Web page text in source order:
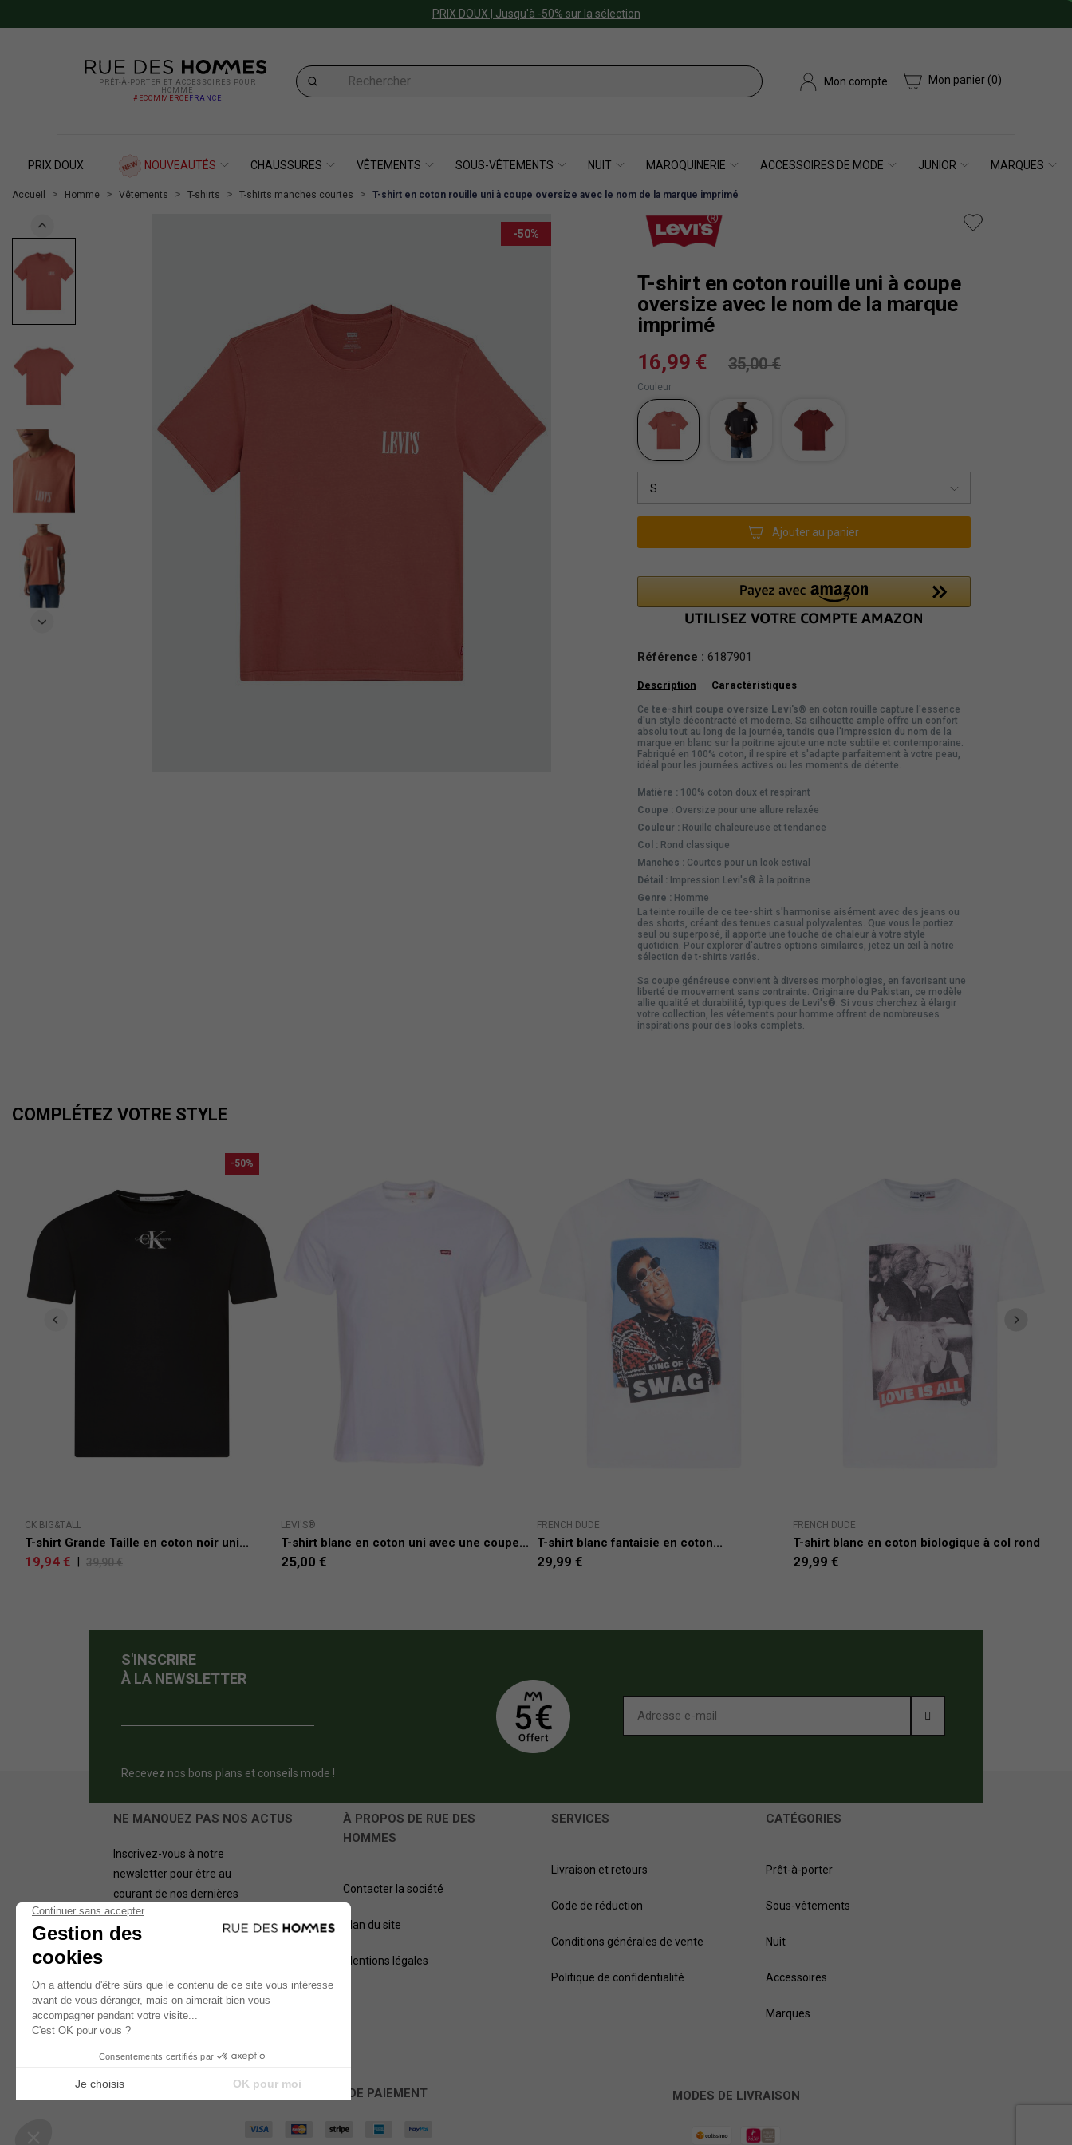
PRIX DOUX | Jusqu'à -50% sur la sélection
PRÊT-À-PORTER ET ACCESSOIRES POUR
HOMME
#ECOMMERCE FRANCE
Mon compte Mon panier (0)
PRIX DOUX NOUVEAUTÉS CHAUSSURES VÊTEMENTS SOUS-VÊTEMENTS NUIT MAROQUINERIE ACCESSOIRES DE MODE JUNIOR MARQUES
Accueil Homme Vêtements T-shirts T-shirts manches courtes T-shirt en coton rouille uni à coupe oversize avec le nom de la marque imprimé
-50%
T-shirt en coton rouille uni à coupe
oversize avec le nom de la marque
imprimé
16,99 €
35,00 €
Couleur
S
Ajouter au panier
Référence : 6187901
Description Caractéristiques
Ce tee-shirt coupe oversize Levi's® en coton rouille capture l'essence
d'un style décontracté et moderne. Sa silhouette ample offre un confort
absolu tout au long de la journée, tandis que l'impression du nom de la
marque en blanc sur la poitrine ajoute une note subtile et contemporaine.
Fabriqué en 100% coton, il respire et s'adapte parfaitement à votre peau,
idéal pour les journées actives ou les moments de détente.
Matière :100% coton doux et respirant
Coupe :Oversize pour une allure relaxée
Couleur :Rouille chaleureuse et tendance
Col :Rond classique
Manches :Courtes pour un look estival
Détail :Impression Levi's® à la poitrine
Genre :Homme
La teinte rouille de ce tee-shirt s'harmonise aisément avec des jeans ou
des shorts, créant des tenues casual polyvalentes. Que vous le portiez
seul ou superposé, il apporte une touche de chaleur à votre style
quotidien. Pour explorer d'autres options similaires, jetez un œil à notre
sélection de t-shirts variés.
Sa coupe généreuse convient à diverses morphologies, en favorisant une
liberté de mouvement sans contrainte. Originaire du Pakistan, ce modèle
allie qualité et durabilité, typiques de Levi's®. Si vous cherchez à élargir
votre collection, les vêtements pour homme offrent de nombreuses
inspirations pour des looks complets.
COMPLÉTEZ VOTRE STYLE
CK BIG&TALL
T-shirt Grande Taille en coton noir uni...
19,94 €
-50%
39,90 €
LEVI'S®
T-shirt blanc en coton uni avec une coupe...
25,00 €
FRENCH DUDE
T-shirt blanc fantaisie en coton...
29,99 €
FRENCH DUDE
T-shirt blanc en coton biologique à col rond
29,99 €
S'INSCRIRE
À LA NEWSLETTER
Recevez nos bons plans et conseils mode !
NE MANQUEZ PAS NOS ACTUS
Inscrivez-vous à notre
newsletter pour être au
courant de nos dernières
offres.
À PROPOS DE RUE DES
HOMMES
Contacter la société
Plan du site
Mentions légales
SERVICES
Livraison et retours
Code de réduction
Conditions générales de vente
Politique de confidentialité
CATÉGORIES
Prêt-à-porter
Sous-vêtements
Nuit
Accessoires
Marques
NOS MÉTHODES DE PAIEMENT MODES DE LIVRAISON